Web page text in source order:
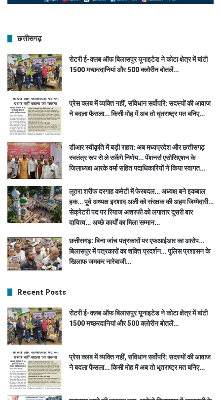
छत्तीसगढ़
रोटरी ई-क्लब ऑफ बिलासपुर यूनाइटेड ने कोटा क्षेत्र में बांटी
1500 मच्छरदानियां और 500 क्लोरीन बोतलें…
प्रेस क्लब में व्यक्ति नहीं, संविधान सर्वोपरि: सदस्यों की आवाज
ने बदला फैसला… किसी मोह में अब तो धृतराष्ट्र मत बनिए…
डीआर स्वीकृति में बड़ी राहत: अब मध्यप्रदेश और छत्तीसगढ़
स्वतंत्र रूप से ले सकेंगे निर्णय… पेंशनर्स एसोसिएशन के
जिलाध्यक्ष आरके वर्मा सहित पदाधिकारियों ने किया स्वागत…
लूतरा शरीफ दरगाह कमेटी में फेरबदल… अध्यक्ष बने इकबाल
हक… पूर्व अध्यक्ष इरशाद अली को संरक्षक की अहम जिम्मेदारी…
सेक्रेटरी पद पर रियाज अशरफी को लगातार दूसरी बार
दायित्व… अच्छे कार्यों का मिला सम्मान…
छत्तीसगढ़: बिना जांच पत्रकारों पर एफआईआर का आरोप…
बिलासपुर में पत्रकारों का शक्ति प्रदर्शन… पुलिस प्रशासन के
खिलाफ जमकर नारेबाजी…
Recent Posts
रोटरी ई-क्लब ऑफ बिलासपुर यूनाइटेड ने कोटा क्षेत्र में बांटी
1500 मच्छरदानियां और 500 क्लोरीन बोतलें…
प्रेस क्लब में व्यक्ति नहीं, संविधान सर्वोपरि: सदस्यों की आवाज
ने बदला फैसला… किसी मोह में अब तो धृतराष्ट्र मत बनिए…